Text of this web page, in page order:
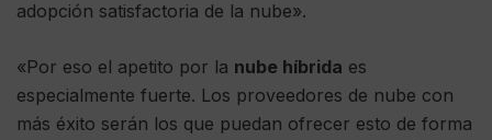
adopción satisfactoria de la nube».
«Por eso el apetito por la nube híbrida es
especialmente fuerte. Los proveedores de nube con
más éxito serán los que puedan ofrecer esto de forma